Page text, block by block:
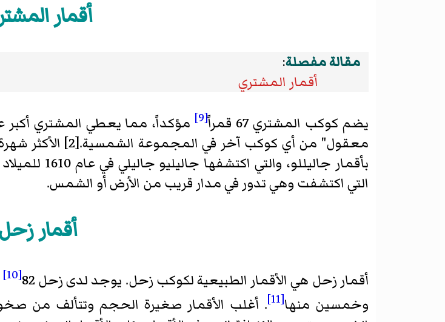
أقمار
مقالة مفصلة:
أقمار المشتري
يضم كوكب المشتري 67 قمراً [9]
مؤكداً، مما يعطي المشتري
معقول" من أي كوكب
بأقمار
التي اكتشفت وهي تدور في مدار قريب من الأرض أو الشمس.
أقمار زحل
أقمار زحل هي الأقمار الطبيعية لكوكب زحل. يوجد لدى زحل 82 [10]
وخمسين منها[11]
. أغلب الأقمار صغيرة الحجم وتتألف من